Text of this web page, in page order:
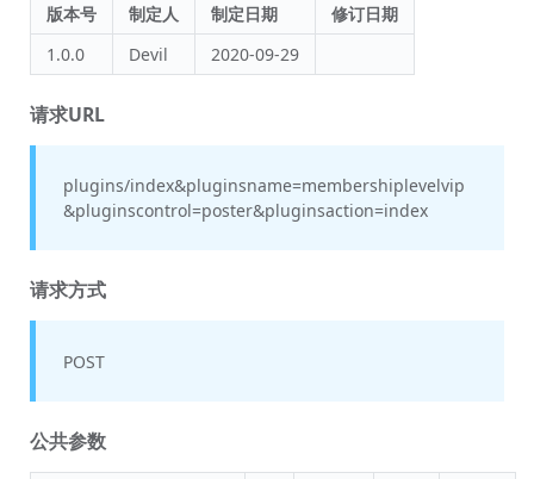
版本号 制定人 制定日期
修订日期
1.0.0
Devil 2020-09-29
请求URL
plugins/index&pluginsname=membershiplevelvip
&pluginscontrol=poster&pluginsaction=index
请求方式
POST
公共参数